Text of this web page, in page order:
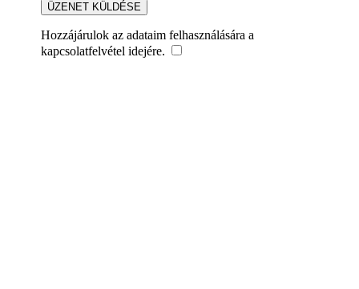
Hozzájárulok az adataim felhasználására a
kapcsolatfelvétel idejére.